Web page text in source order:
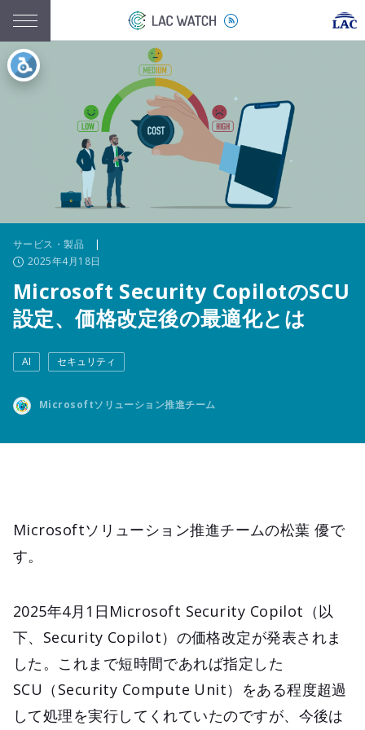
サービス・製品 |
2025年4月18日
Microsoft Security CopilotのSCU
設定、価格改定後の最適化とは
AI セキュリティ
Microsoftソリューション推進チーム
Microsoftソリューション推進チームの松葉 優で
す。
2025年4月1日Microsoft Security Copilot（以
下、Security Copilot）の価格改定が発表されま
した。これまで短時間であれば指定した
SCU（Security Compute Unit）をある程度超過
して処理を実行してくれていたのですが、今後は